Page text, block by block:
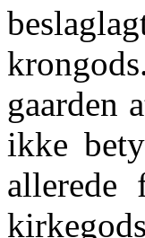
gaarden
ikke
allerede